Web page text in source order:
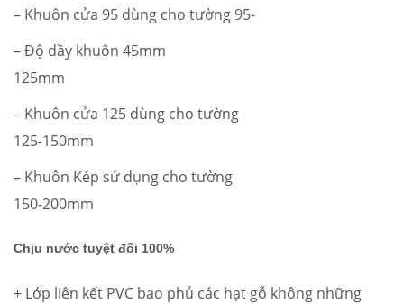
– Khuôn cửa 95 dùng cho tường 95-
– Độ dầy khuôn 45mm
125mm
– Khuôn cửa 125 dùng cho tường
125-150mm
– Khuôn Kép sử dụng cho tường
150-200mm
Chịu nước tuyệt đối 100%
+ Lớp liên kết PVC bao phủ các hạt gỗ không những